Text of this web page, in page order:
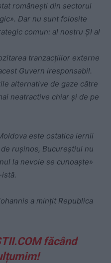
românești din sectorul
Dar nu sunt folosite
comun: al nostru ȘI al
tranzacțiilor externe
Guvern iresponsabil.
alternative de gaze către
neatractive chiar și de pe
este ostatica iernii
rușinos, Bucureștiul nu
la nevoie se cunoaște»
a mințit Republica
făcând